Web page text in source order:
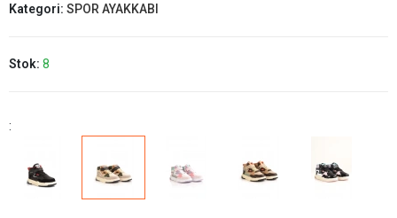
Kategori: SPOR AYAKKABI
Stok: 8
: